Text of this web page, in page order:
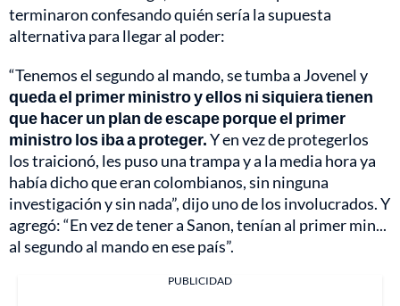
terminaron confesando quién sería la supuesta
alternativa para llegar al poder:
“Tenemos el segundo al mando, se tumba a Jovenel y
queda el primer ministro y ellos ni siquiera tienen
que hacer un plan de escape porque el primer
ministro los iba a proteger.Y en vez de protegerlos
los traicionó, les puso una trampa y a la media hora ya
había dicho que eran colombianos, sin ninguna
investigación y sin nada”, dijo uno de los involucrados. Y
agregó: “En vez de tener a Sanon, tenían al primer min...
al segundo al mando en ese país”.
PUBLICIDAD